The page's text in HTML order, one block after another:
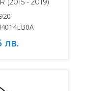
(2015 - 2019)
лв.